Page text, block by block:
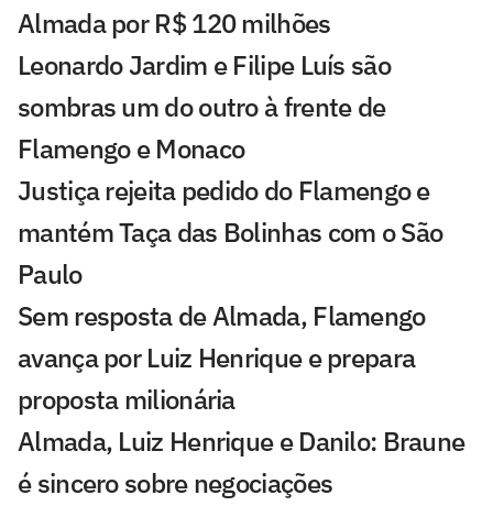
Almada por R$ 120 milhões
Leonardo Jardim e Filipe Luís são
sombras um do outro à frente de
Flamengo e Monaco
Justiça rejeita pedido do Flamengo e
mantém Taça das Bolinhas com o São
Paulo
Sem resposta de Almada, Flamengo
avança por Luiz Henrique e prepara
proposta milionária
Almada, Luiz Henrique e Danilo: Braune
é sincero sobre negociações